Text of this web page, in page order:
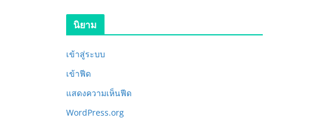
นิยาม
เข้าสู่ระบบ
เข้าฟีด
แสดงความเห็นฟีด
WordPress.org